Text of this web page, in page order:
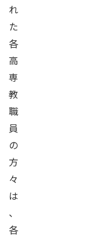
れ
た
各
高
専
教
職
員
の
方
々
は
、
各